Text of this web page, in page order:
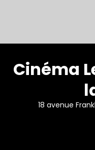
Cinéma
18 avenue